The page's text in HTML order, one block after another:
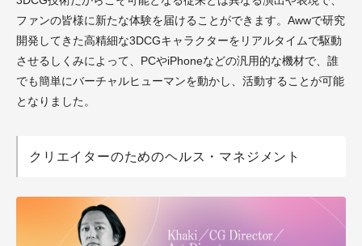
ファンの皆様に新たな体験を届けることができます。Awwで研究
開発してきた高精細な3DCGキャラクターをリアルタイムで駆動
させるしくみによって、PCやiPhoneなどの汎用的な機材で、誰
でも簡単にバーチャルヒューマンを動かし、活動することが可能
となりました。
クリエイターのためのヘルス・マネジメント